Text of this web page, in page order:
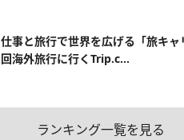
仕事と旅行で世界を広げる「旅キャ
回海外旅行に行くTrip.c...
ランキング一覧を見る